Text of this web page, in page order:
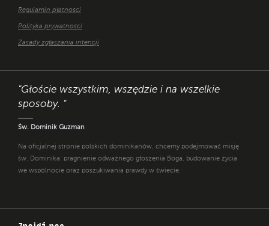
Regulamin płatności
Polityka prywatności
Zasady zgłaszania intencji
"Głoście wszystkim, wszędzie i na wszelkie
sposoby. "
Św. Dominik Guzman
Na oficjalnej stronie polskich dominikanów, chcemy podejmować misję
św. Dominika: pragnienie odważnego głoszenia Boga, budowanie życia
we wspólnocie oraz poszukiwania prawdy w świecie.